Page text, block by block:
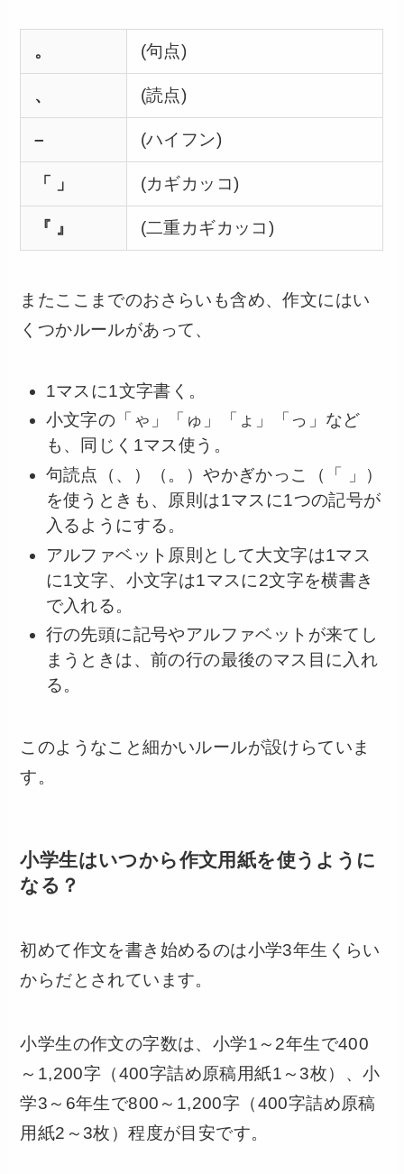
。 (句点)
、 (読点)
– (ハイフン)
「 」 (カギカッコ)
『 』 (二重カギカッコ)
またここまでのおさらいも含め、作文にはい
くつかルールがあって、
1マスに1文字書く。
小文字の「ゃ」「ゅ」「ょ」「っ」など
も、同じく1マス使う。
句読点（、）（。）やかぎかっこ（「 」）
を使うときも、原則は1マスに1つの記号が
入るようにする。
アルファベット原則として大文字は1マス
に1文字、小文字は1マスに2文字を横書き
で入れる。
行の先頭に記号やアルファベットが来てし
まうときは、前の行の最後のマス目に入れ
る。
このようなこと細かいルールが設けらていま
す。
小学生はいつから作文用紙を使うように
なる？
初めて作文を書き始めるのは小学3年生くらい
からだとされています。
小学生の作文の字数は、小学1～2年生で400
～1,200字（400字詰め原稿用紙1～3枚）、小
学3～6年生で800～1,200字（400字詰め原稿
用紙2～3枚）程度が目安です。